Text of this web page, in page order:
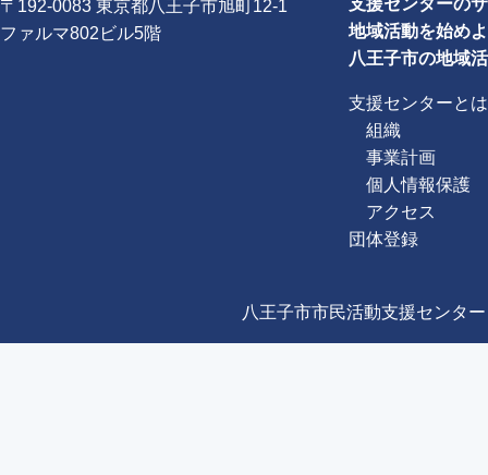
〒192-0083 東京都八王子市旭町12-1
ファルマ802ビル5階
支援センターの
地域活動を始め
八王子市の地域
支援センターとは
組織
事業計画
個人情報保護
アクセス
団体登録
八王子市市民活動支援センタ